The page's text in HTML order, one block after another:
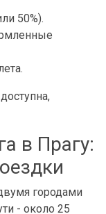
50%).
в Прагу:
городами
- около 25